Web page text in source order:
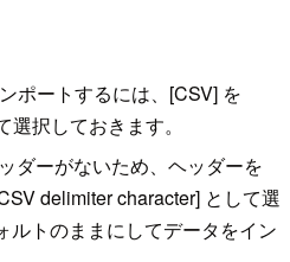
ポートするには、[CSV] を
選択しておきます。
ダーがないため、ヘッダーを
delimiter character] として選
ルトのままにしてデータをイン